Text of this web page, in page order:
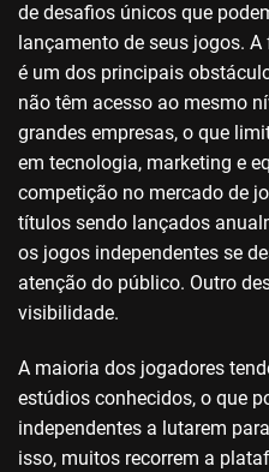
de desafios únicos que
lançamento de seus jogos.
é um dos principais
não têm acesso ao mesmo
grandes empresas, o que
em tecnologia, marketing e
competição no mercado de
títulos sendo lançados
os jogos independentes se
atenção do público. Outro
visibilidade.
A maioria dos jogadores
estúdios conhecidos, o que
independentes a lutarem
isso, muitos recorrem a